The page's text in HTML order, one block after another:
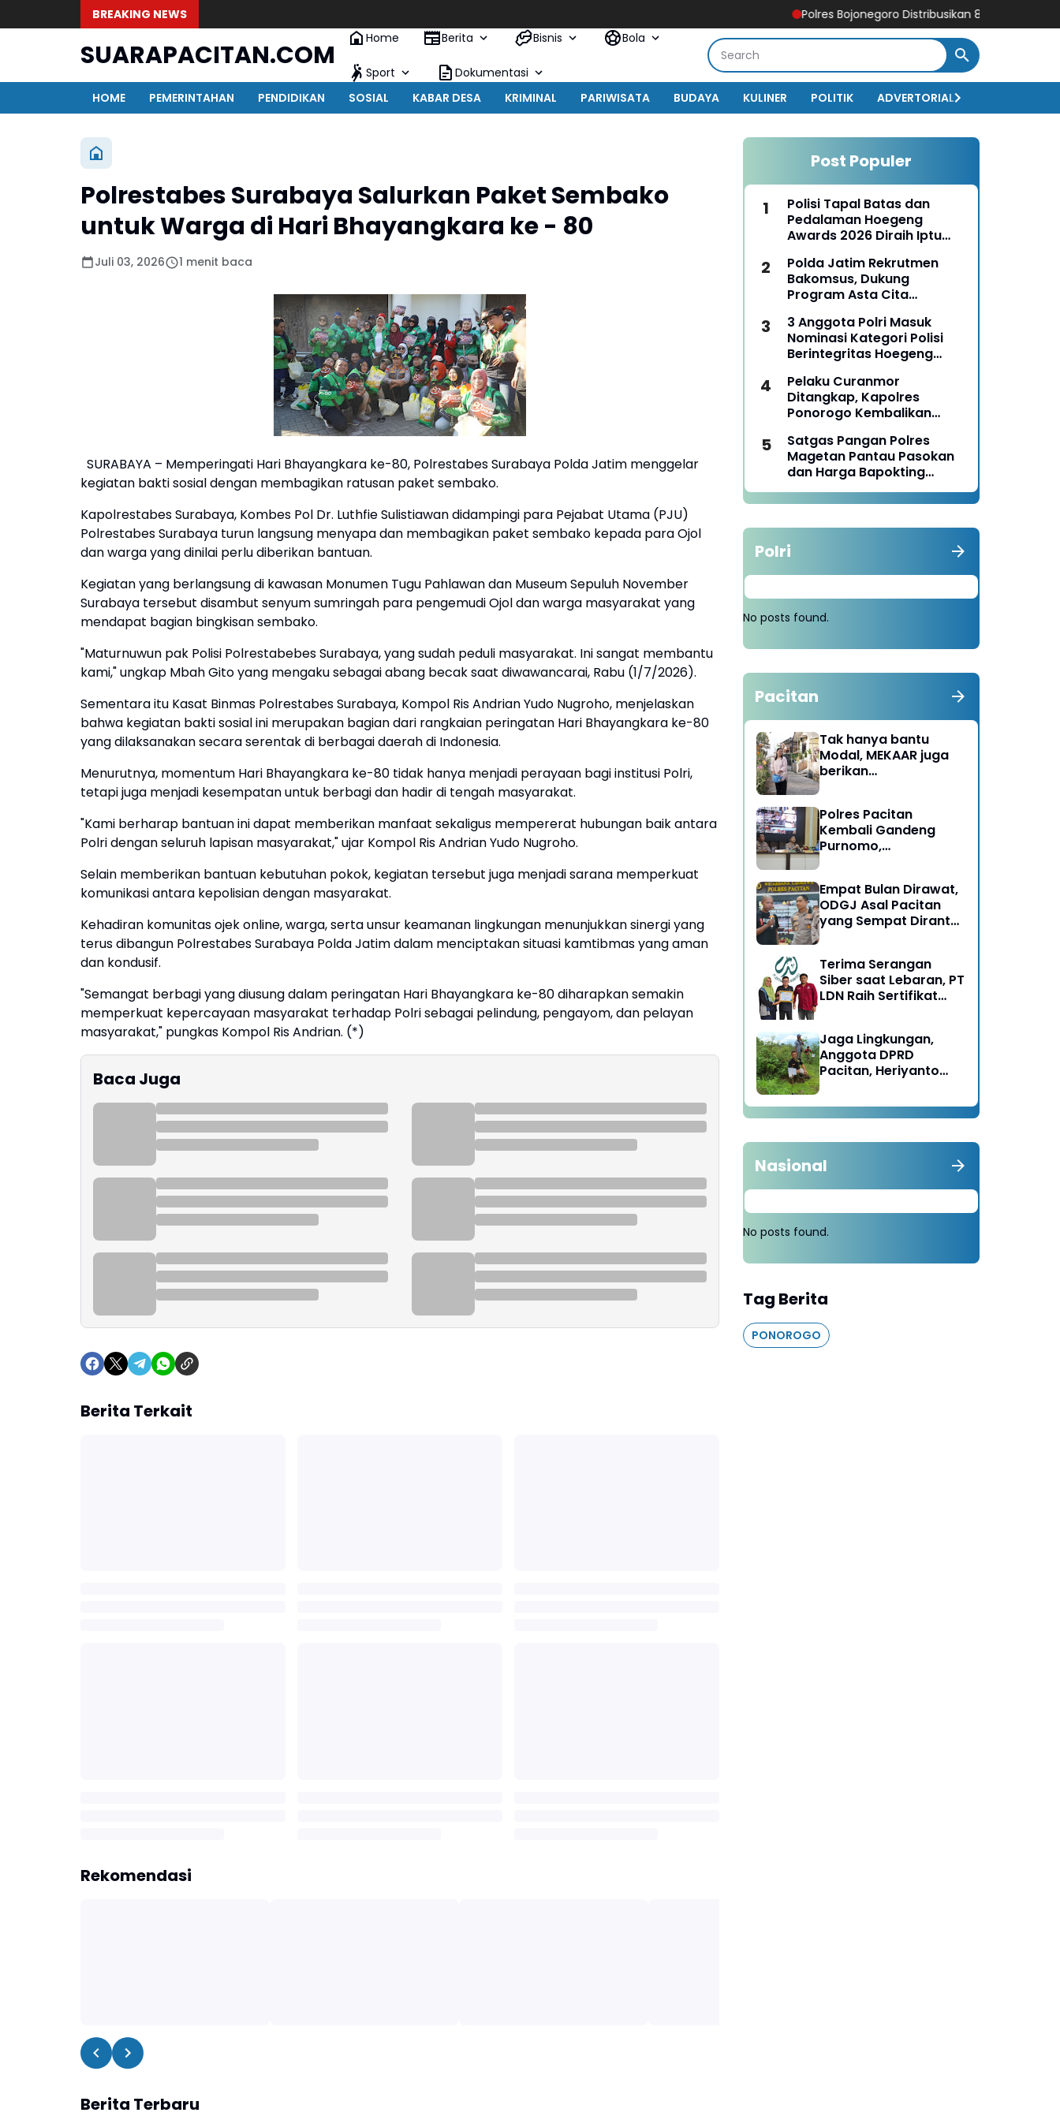
BREAKING NEWS Polres Bojonegoro Distribusikan 8.000 Liter Air Bersih
SUARAPACITAN.COM
Home Berita Bisnis Bola
Sport
Dokumentasi
HOME
PEMERINTAHAN PENDIDIKAN SOSIAL KABAR DESA KRIMINAL PARIWISATA BUDAYA KULINER POLITIK ADVERTORIAL
Polrestabes Surabaya Salurkan Paket Sembako
untuk Warga di Hari Bhayangkara ke - 80
Juli 03, 2026 1 menit baca
SURABAYA – Memperingati Hari Bhayangkara ke-80, Polrestabes Surabaya Polda Jatim menggelar
kegiatan bakti sosial dengan membagikan ratusan paket sembako.
Kapolrestabes Surabaya, Kombes Pol Dr. Luthfie Sulistiawan didampingi para Pejabat Utama (PJU)
Polrestabes Surabaya turun langsung menyapa dan membagikan paket sembako kepada para Ojol
dan warga yang dinilai perlu diberikan bantuan.
Kegiatan yang berlangsung di kawasan Monumen Tugu Pahlawan dan Museum Sepuluh November
Surabaya tersebut disambut senyum sumringah para pengemudi Ojol dan warga masyarakat yang
mendapat bagian bingkisan sembako.
"Maturnuwun pak Polisi Polrestabebes Surabaya, yang sudah peduli masyarakat. Ini sangat membantu
kami," ungkap Mbah Gito yang mengaku sebagai abang becak saat diwawancarai, Rabu (1/7/2026).
Sementara itu Kasat Binmas Polrestabes Surabaya, Kompol Ris Andrian Yudo Nugroho, menjelaskan
bahwa kegiatan bakti sosial ini merupakan bagian dari rangkaian peringatan Hari Bhayangkara ke-80
yang dilaksanakan secara serentak di berbagai daerah di Indonesia.
Menurutnya, momentum Hari Bhayangkara ke-80 tidak hanya menjadi perayaan bagi institusi Polri,
tetapi juga menjadi kesempatan untuk berbagi dan hadir di tengah masyarakat.
"Kami berharap bantuan ini dapat memberikan manfaat sekaligus mempererat hubungan baik antara
Polri dengan seluruh lapisan masyarakat," ujar Kompol Ris Andrian Yudo Nugroho.
Selain memberikan bantuan kebutuhan pokok, kegiatan tersebut juga menjadi sarana memperkuat
komunikasi antara kepolisian dengan masyarakat.
Kehadiran komunitas ojek online, warga, serta unsur keamanan lingkungan menunjukkan sinergi yang
terus dibangun Polrestabes Surabaya Polda Jatim dalam menciptakan situasi kamtibmas yang aman
dan kondusif.
"Semangat berbagi yang diusung dalam peringatan Hari Bhayangkara ke-80 diharapkan semakin
memperkuat kepercayaan masyarakat terhadap Polri sebagai pelindung, pengayom, dan pelayan
masyarakat," pungkas Kompol Ris Andrian. (*)
Baca Juga
Berita Terkait
Rekomendasi
Berita Terbaru
Post Populer
Polisi Tapal Batas dan
Pedalaman Hoegeng
Awards 2026 Diraih Iptu
Pengabdian Humanis di
Nduga
Polda Jatim Rekrutmen
Bakomsus, Dukung
Program Asta Cita
3 Anggota Polri Masuk
Nominasi Kategori Polisi
Berintegritas Hoegeng
Pelaku Curanmor
Ditangkap, Kapolres
Ponorogo Kembalikan
Satgas Pangan Polres
Magetan Pantau Pasokan
dan Harga Bapokting
Pascalebaran
Polri
No posts found.
Pacitan
Tak hanya bantu
Modal, MEKAAR juga
berikan
Dapur Tetap Ngebul
Polres Pacitan
Kembali Gandeng
Purnomo,
Rehabilitasi
Empat Bulan Dirawat,
ODGJ Asal Pacitan
yang Sempat Dirantai
Terima Serangan
Siber saat Lebaran, PT
LDN Raih Sertifikat
Karesidenan Madiun
Raya
Jaga Lingkungan,
Anggota DPRD
Pacitan, Heriyanto
Tebang 100 Pohon
diganti Tanam 1000
Nasional
No posts found.
Tag Berita
PONOROGO